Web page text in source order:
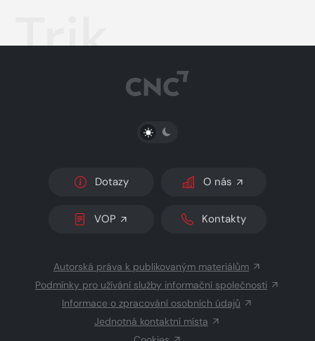
Trik
PŘEPNOUT SVĚTLÝ/TMAVÝ REŽIM
Dotazy O nás
VOP Kontakty
Autorská práva k publikovaným materiálům
Podmínky pro užívání služby informační společnosti
Informace o zpracování osobních údajů
Jednotná kontaktní místa